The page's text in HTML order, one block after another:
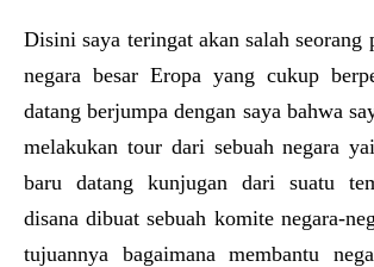
Disini saya teringat akan salah seorang
negara besar Eropa yang cukup
datang berjumpa dengan saya bahwa
melakukan tour dari sebuah negara
baru datang kunjugan dari suatu
disana dibuat sebuah komite negara-
tujuannya bagaimana membantu